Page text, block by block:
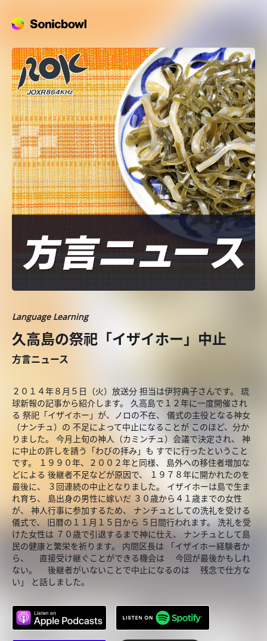
Language Learning
久高島の祭祀「イザイホー」中止
方言ニュース
２０１４年８月５日（火）放送分 担当は伊狩典子さんです。 琉
球新報の記事から紹介します。 久高島で１２年に一度開催され
る 祭祀「イザイホー」が、ノロの不在、 儀式の主役となる神女
（ナンチュ）の 不足によって中止になることが このほど、分か
りました。 今月上旬の神人（カミンチュ）会議で決定され、 神
に中止の許しを請う「わびの拝み」も すでに行ったということ
です。 １９９０年、２００２年と同様、 島外への移住者増加な
どによる 後継者不足などが原因で、 １９７８年に開かれたのを
最後に、 ３回連続の中止となりました。 イザイホーは島で生ま
れ育ち、 島出身の男性に嫁いだ ３０歳から４１歳までの女性
が、 神人行事に参加するため、 ナンチュとしての洗礼を受ける
儀式で、 旧暦の１１月１５日から ５日間行われます。 洗礼を受
けた女性は ７０歳で引退するまで神に仕え、 ナンチュとして島
民の健康と繁栄を祈ります。 内間区長は 「イザイホー経験者か
ら、 直接受け継ぐことができる機会は 今回が最後かもしれ
ない。 後継者がいないことで中止になるのは 残念で仕方な
い」 と話しました。